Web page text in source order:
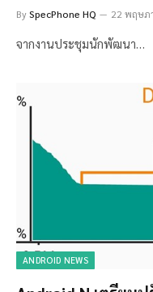
BySpecPhone HQ 22 พฤษภ
จากงานประชุมนักพัฒนา…
ANDROID NEWS